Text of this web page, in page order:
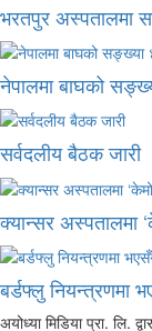
भरतपुर अस्पतालमा
नेपालमा बाघको
सर्वदलीय बैठक जारी
क्यान्सर अस्पतालमा
बर्डफ्लु नियन्त्रणमा
अयोध्या मिडिया प्रा. लि.